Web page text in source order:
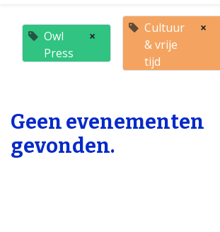
Owl
Press
×
Cultuur
& vrije
tijd
×
Geen evenementen
gevonden.